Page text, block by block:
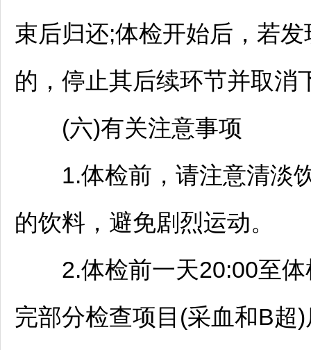
束后归还;体检开始后，若
的，停止其后续环节并取消
(六)有关注意事项
1.体检前，请注意清淡饮
的饮料，避免剧烈运动。
2.体检前一天20:00至体
完部分检查项目(采血和B超